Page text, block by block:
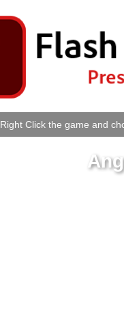
Right Click the game and